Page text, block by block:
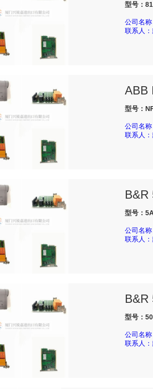
型号：
公司名
联系人
ABB
型号：
公司名
联系人
B&R
型号：
公司名
联系人
B&R
型号：
公司名
联系人